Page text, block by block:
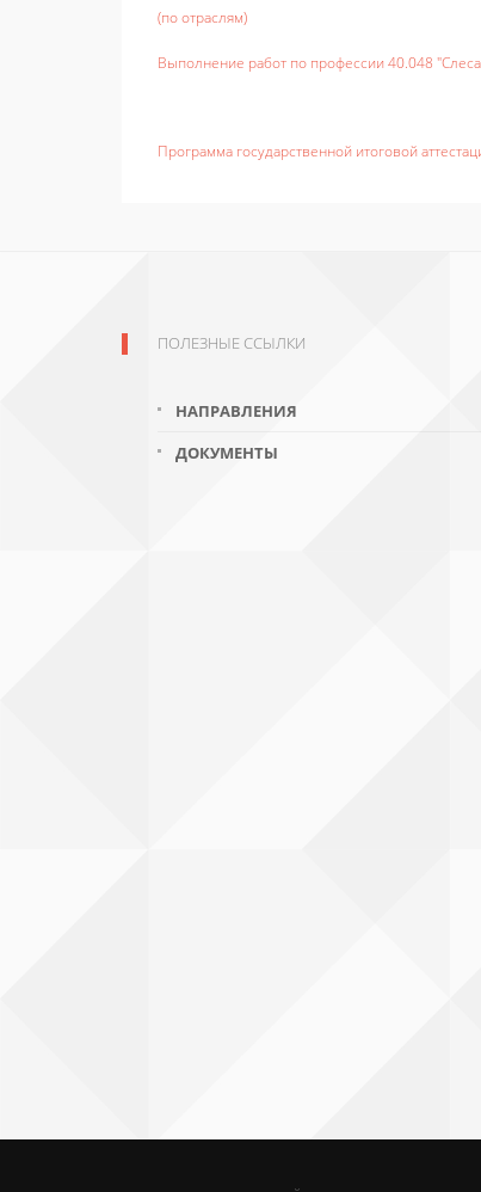
(по отраслям)
Выполнение работ по профессии 40.048
Программа государственной итоговой
ПОЛЕЗНЫЕ ССЫЛКИ
НАПРАВЛЕНИЯ
ДОКУМЕНТЫ